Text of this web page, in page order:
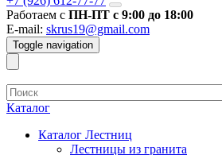
Работаем с ПН-ПТ с 9:00 до 18:00
E-mail: skrus19@gmail.com
Toggle navigation
Каталог
Каталог Лестниц
Лестницы из гранита